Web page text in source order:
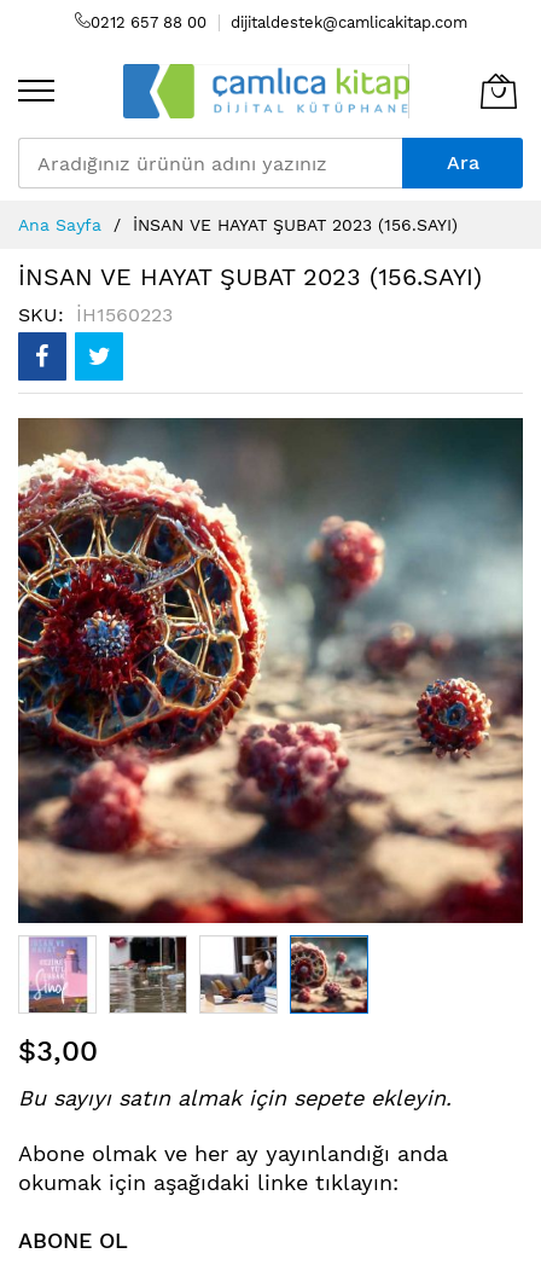
0212 657 88 00 dijitaldestek@camlicakitap.com
Ara
to
Content
Ana Sayfa İNSAN VE HAYAT ŞUBAT 2023 (156.SAYI)
İNSAN VE HAYAT ŞUBAT 2023 (156.SAYI)
SKU İH1560223
galerisinin
sonuna
atla
galerisinin
atla
$3,00
Bu sayıyı satın almak için sepete ekleyin.
Abone olmak ve her ay yayınlandığı anda
okumak için aşağıdaki linke tıklayın:
ABONE OL